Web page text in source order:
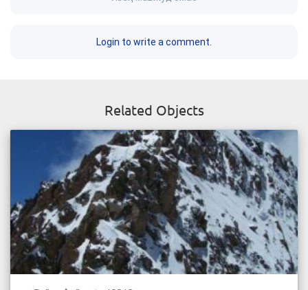
Login to write a comment.
Related Objects